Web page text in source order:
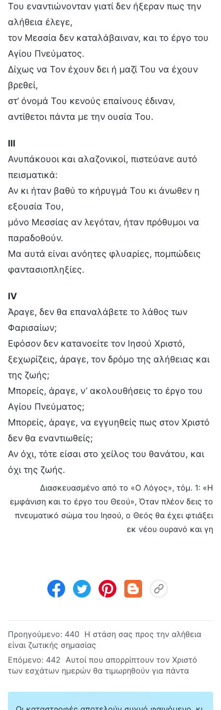
Του εναντιώνονταν γιατί δεν ήξεραν πως την
αλήθεια έλεγε,
τον Μεσσία δεν καταλάβαιναν, και το έργο του
Αγίου Πνεύματος.
Δίχως να Τον έχουν δει ή μαζί Του να έχουν
βρεθεί,
στ’ όνομά Του κενούς επαίνους έδιναν,
αντίθετοι πάντα με την ουσία Του.
Ⅲ
Ανυπάκουοι και αλαζονικοί, πιστεύανε αυτό
πεισματικά:
Αν κι ήταν βαθύ το κήρυγμά Του κι άνωθεν η
εξουσία Του,
μόνο Μεσσίας αν λεγόταν, ήταν πρόθυμοι να
παραδοθούν.
Μα αυτά είναι ανόητες φλυαρίες, πομπώδεις
φαντασιοπληξίες.
Ⅳ
Άραγε, δεν θα επαναλάβετε το λάθος των
Φαρισαίων;
Εφόσον δεν κατανοείτε τον Ιησού Χριστό,
ξεχωρίζεις, άραγε, τον δρόμο της αλήθειας και
της ζωής;
Μπορείς, άραγε, ν’ ακολουθήσεις το έργο του
Αγίου Πνεύματος;
Μπορείς, άραγε, να εγγυηθείς πως στον Χριστό
δεν θα εναντιωθείς;
Αν όχι, τότε είσαι στο χείλος του θανάτου, και
όχι της ζωής.
Διασκευασμένο από το «Ο Λόγος», τόμ. 1: «Η
εμφάνιση και το έργο του Θεού», Όταν πλέον δεις το
πνευματικό σώμα του Ιησού, ο Θεός θα έχει φτιάξει
εκ νέου ουρανό και γη
Προηγούμενο: 440 Η στάση σας προς την αλήθεια
είναι ζωτικής σημασίας
Επόμενο: 442 Αυτοί που απορρίπτουν τον Χριστό
των εσχάτων ημερών θα τιμωρηθούν για πάντα